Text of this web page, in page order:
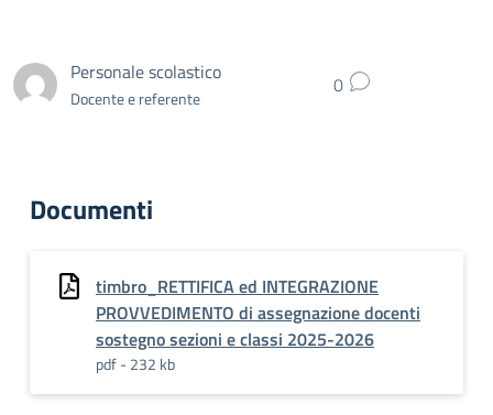
Personale scolastico
Docente e referente 0
Documenti
timbro_RETTIFICA ed INTEGRAZIONE
PROVVEDIMENTO di assegnazione docenti
sostegno sezioni e classi 2025-2026
pdf - 232 kb